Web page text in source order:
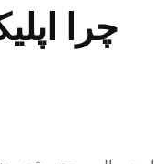
چرا